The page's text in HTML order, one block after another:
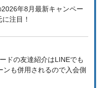
年8月最新キャンペー
注目！
ドの友達紹介はLINEでも
ンも併用されるので入会側